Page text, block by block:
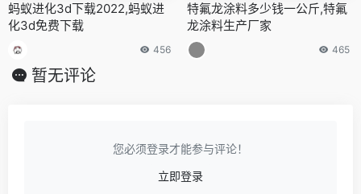
蚂蚁进化3d下载2022,蚂蚁进
化3d免费下载
456
特氟龙涂料多少钱一公斤,特氟
龙涂料生产厂家
465
暂无评论
您必须登录才能参与评论！
立即登录